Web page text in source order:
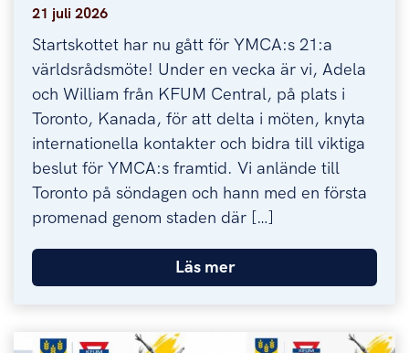
21 juli 2026
Startskottet har nu gått för YMCA:s 21:a
världsrådsmöte! Under en vecka är vi, Adela
och William från KFUM Central, på plats i
Toronto, Kanada, för att delta i möten, knyta
internationella kontakter och bidra till viktiga
beslut för YMCA:s framtid. Vi anlände till
Toronto på söndagen och hann med en första
promenad genom staden där […]
Läs mer